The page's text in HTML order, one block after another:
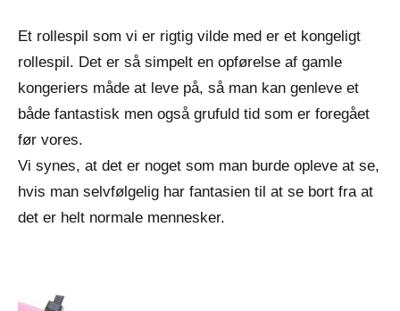
Et rollespil som vi er rigtig vilde med er et kongeligt
rollespil. Det er så simpelt en opførelse af gamle
kongeriers måde at leve på, så man kan genleve et
både fantastisk men også grufuld tid som er foregået
før vores.
Vi synes, at det er noget som man burde opleve at se,
hvis man selvfølgelig har fantasien til at se bort fra at
det er helt normale mennesker.